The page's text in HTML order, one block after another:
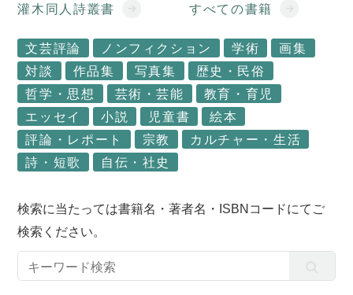
灌木同人詩叢書 すべての書籍
文芸評論 ノンフィクション 学術
画集
対談
作品集 写真集
歴史・民俗
哲学・思想
芸術・芸能
教育・育児
エッセイ
小説 児童書
絵本
評論・レポート
宗教
カルチャー・生活
詩・短歌
自伝・社史
検索に当たっては書籍名・著者名・ISBNコードにてご
検索ください。